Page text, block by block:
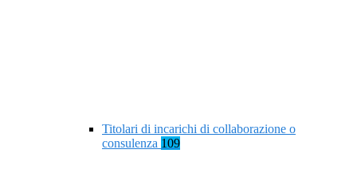
Titolari di incarichi di collaborazione o
consulenza 109